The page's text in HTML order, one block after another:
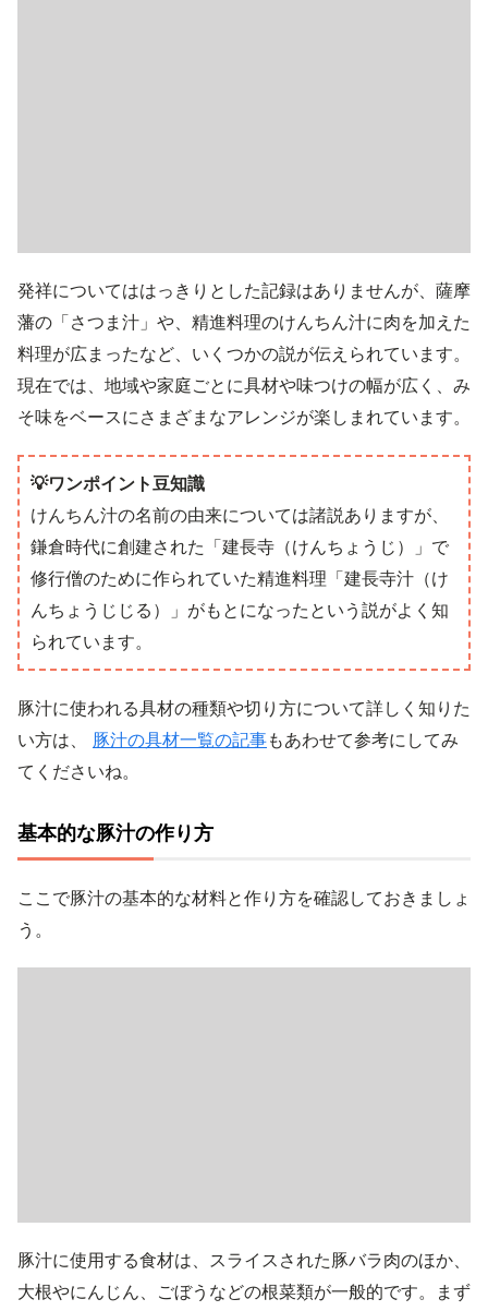
発祥についてははっきりとした記録はありませんが、薩摩
藩の「さつま汁」や、精進料理のけんちん汁に肉を加えた
料理が広まったなど、いくつかの説が伝えられています。
現在では、地域や家庭ごとに具材や味つけの幅が広く、み
そ味をベースにさまざまなアレンジが楽しまれています。
💡ワンポイント豆知識
けんちん汁の名前の由来については諸説ありますが、
鎌倉時代に創建された「建長寺（けんちょうじ）」で
修行僧のために作られていた精進料理「建長寺汁（け
んちょうじじる）」がもとになったという説がよく知
られています。
豚汁に使われる具材の種類や切り方について詳しく知りた
い方は、 豚汁の具材一覧の記事もあわせて参考にしてみ
てくださいね。
基本的な豚汁の作り方
ここで豚汁の基本的な材料と作り方を確認しておきましょ
う。
豚汁に使用する食材は、スライスされた豚バラ肉のほか、
大根やにんじん、ごぼうなどの根菜類が一般的です。まず